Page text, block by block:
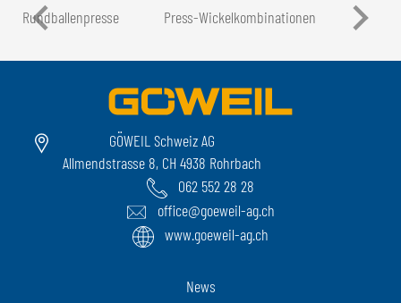
Rundballen­presse Press-Wickel­kombinationen
GÖWEIL Schweiz AG
Allmendstrasse 8, CH 4938 Rohrbach
062 552 28 28
office@goeweil-ag.ch
www.goeweil-ag.ch
News